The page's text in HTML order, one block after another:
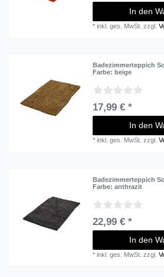
In den
*inkl. ges. MwSt. zzgl.
Badezimmerteppich
Farbe: beige
17,99 € *
In den
*inkl. ges. MwSt. zzgl.
Badezimmerteppich
Farbe: anthrazit
22,99 € *
In den
*inkl. ges. MwSt. zzgl.